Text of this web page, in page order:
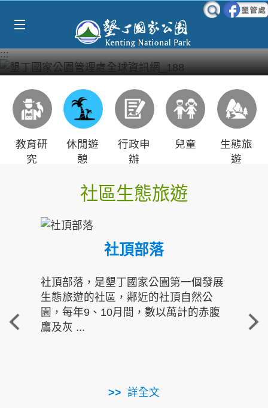
:::
教育研
究
休閒遊
憩
行政申
辦
兒童
生態旅
遊
社區生態旅遊
社頂部落
社頂部落，是墾丁國家公園第一個發展
生態旅遊的社區，鄰近的社頂自然公
園，每年9、10月間，數以萬計的赤腹
鷹及灰 ...
詳全文
重
走進